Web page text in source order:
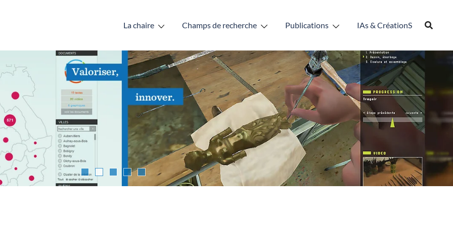
La chaire Champs de recherche Publications IAs & CréationS